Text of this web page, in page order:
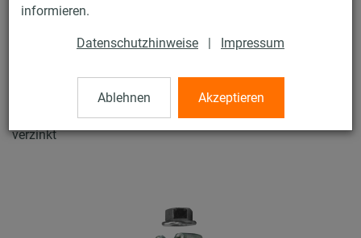
informieren.
Datenschutzhinweise | Impressum
Ablehnen Akzeptieren
Rohrschlaufen Typ EHS
Rohrschlaufe Typ EHS, M8, 1.1/4" (DN 32), VdS-Zulassung,
verzinkt